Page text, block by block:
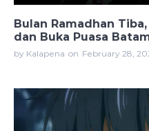
Bulan Ramadhan
dan Buka Puasa
by Kalapena on February 28,